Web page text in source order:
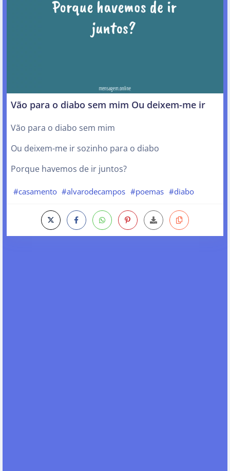
Vão para o diabo sem mim Ou deixem-me ir
Vão para o diabo sem mim
Ou deixem-me ir sozinho para o diabo
Porque havemos de ir juntos?
#casamento #alvarodecampos #poemas #diabo